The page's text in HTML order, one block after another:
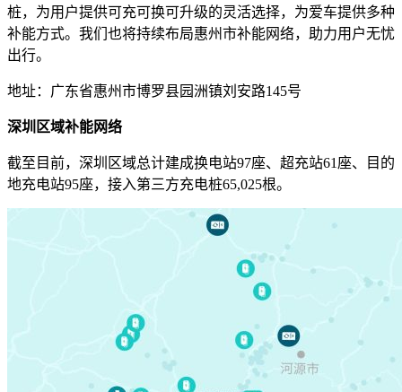
桩，为用户提供可充可换可升级的灵活选择，为爱车提供多种
补能方式。我们也将持续布局惠州市补能网络，助力用户无忧
出行。
地址：广东省惠州市博罗县园洲镇刘安路145号
深圳区域补能网络
截至目前，深圳区域总计建成换电站97座、超充站61座、目的
地充电站95座，接入第三方充电桩65,025根。